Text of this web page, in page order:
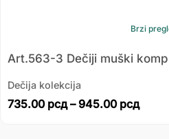
Brzi
Art.563-3 Dečiji muški
Dečija kolekcija
735.00 рсд – 945.00 рсд